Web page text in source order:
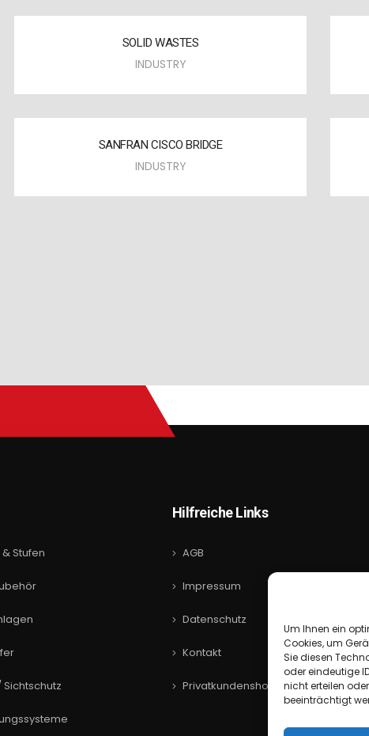
Um Ihnen ein
Cookies, um
Sie diesen
oder eindeutige
nicht erteilen
beeinträchtigt
SOLID WASTES
INDUSTRY
SANFRAN CISCO BRIDGE
INDUSTRY
Stufen
Hilfreiche Links
AGB
Impressum
Datenschutz
Kontakt
Privatkundenshop